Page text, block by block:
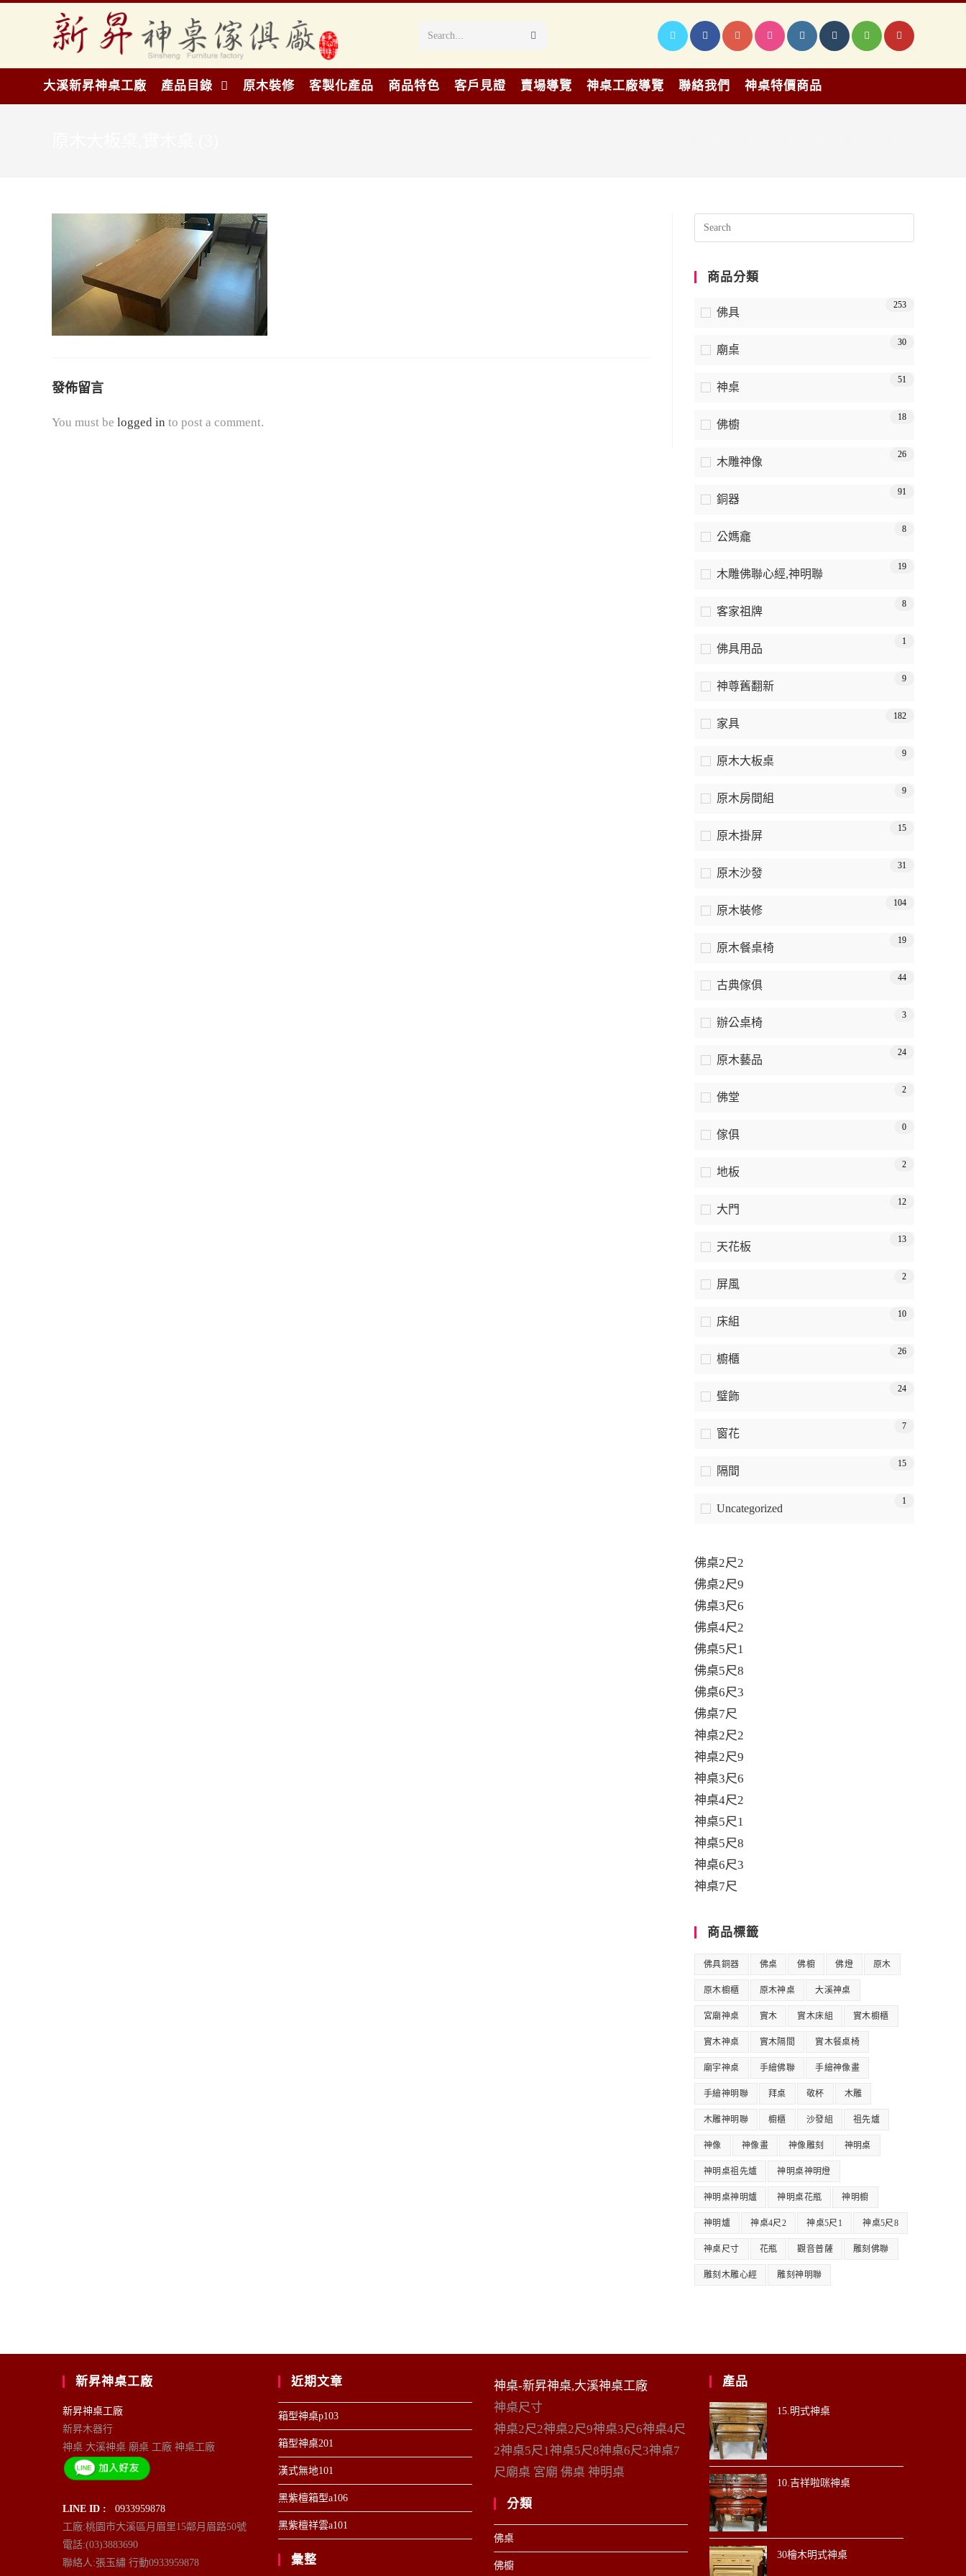
Search...
大溪新昇神桌工廠 產品目錄 原木裝修 客製化產品 商品特色 客戶見證 賣場導覽 神桌工廠導覽 聯絡我們 神桌特價商品
發佈留言
You must be logged in to post a comment.
商品分類
佛具
253
廟桌
30
神桌
51
佛櫥
18
木雕神像
26
銅器
91
公媽龕
8
木雕佛聯心經,神明聯
19
客家祖牌
8
佛具用品
1
神尊舊翻新
9
家具
182
原木大板桌
9
原木房間組
9
原木掛屏
15
原木沙發
31
原木裝修
104
原木餐桌椅
19
古典傢俱
44
辦公桌椅
3
原木藝品
24
佛堂
2
傢俱
0
地板
2
大門
12
天花板
13
屏風
2
床組
10
櫥櫃
26
璧飾
24
窗花
7
隔間
15
Uncategorized
1
佛桌2尺2
佛桌2尺9
佛桌3尺6
佛桌4尺2
佛桌5尺1
佛桌5尺8
佛桌6尺3
佛桌7尺
神桌2尺2
神桌2尺9
神桌3尺6
神桌4尺2
神桌5尺1
神桌5尺8
神桌6尺3
神桌7尺
商品標籤
佛具銅器 佛桌 佛櫥 佛燈 原木
原木櫥櫃 原木神桌 大溪神桌
宮廟神桌 實木 實木床組 實木櫥櫃
實木神桌 實木隔間 實木餐桌椅
廟宇神桌 手繪佛聯 手繪神像畫
手繪神明聯 拜桌 敬杯 木雕
木雕神明聯 櫥櫃 沙發組 祖先爐
神像 神像畫 神像雕刻 神明桌
神明桌祖先爐 神明桌神明燈
神明桌神明爐 神明桌花瓶 神明櫥
神明爐 神桌4尺2 神桌5尺1 神桌5尺8
神桌尺寸 花瓶 觀音普薩 雕刻佛聯
雕刻木雕心經 雕刻神明聯
新昇神桌工廠
新昇神桌工廠
新昇木器行
神桌 大溪神桌 廟桌 工廠 神桌工廠
LINE ID :
0933959878
工廠:桃園市大溪區月眉里15鄰月眉路50號
電話:(03)3883690
聯絡人:張玉繡 行動0933959878
近期文章
箱型神桌p103
箱型神桌201
漢式無地101
黑紫檀箱型a106
黑紫檀祥雲a101
彙整
神桌-新昇神桌,大溪神桌工廠
神桌尺寸
神桌2尺2神桌2尺9神桌3尺6神桌4尺
2神桌5尺1神桌5尺8神桌6尺3神桌7
尺廟桌 宮廟 佛桌 神明桌
分類
佛桌
佛櫥
產品
15.明式神桌
10.吉祥啦咪神桌
30檜木明式神桌